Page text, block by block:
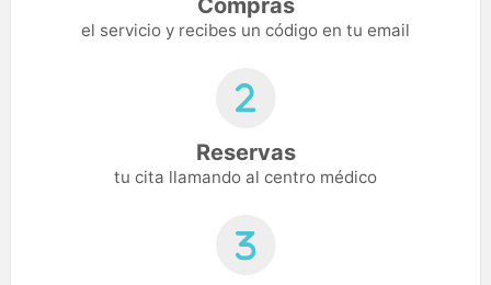
Compras
el servicio y recibes un código en tu email
Reservas
tu cita llamando al centro médico